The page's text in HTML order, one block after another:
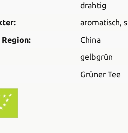
drahtig
aromatisch,
China
gelbgrün
Grüner Tee